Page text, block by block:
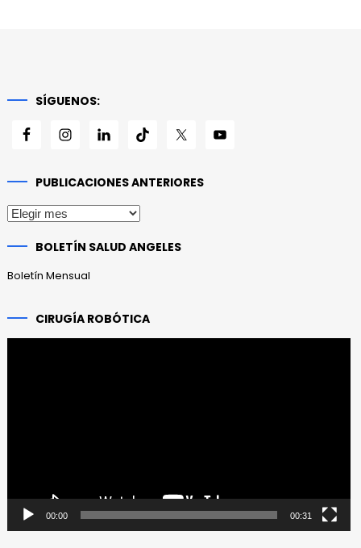
SÍGUENOS:
PUBLICACIONES ANTERIORES
Publicaciones
BOLETÍN SALUD ANGELES
Boletín Mensual
CIRUGÍA ROBÓTICA
00:00 00:31